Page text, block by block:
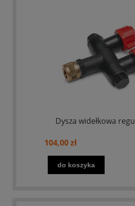
Dysza widełkowa
104,00 zł
do koszyka